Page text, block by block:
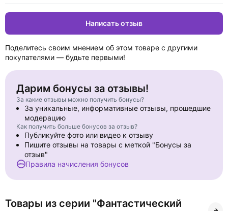
Написать отзыв
Поделитесь своим мнением об этом товаре с другими
покупателями — будьте первыми!
Дарим бонусы за отзывы!
За какие отзывы можно получить бонусы?
За уникальные, информативные отзывы, прошедшие
модерацию
Как получить больше бонусов за отзыв?
Публикуйте фото или видео к отзыву
Пишите отзывы на товары с меткой "Бонусы за
отзыв"
Правила начисления бонусов
Товары из серии "Фантастический